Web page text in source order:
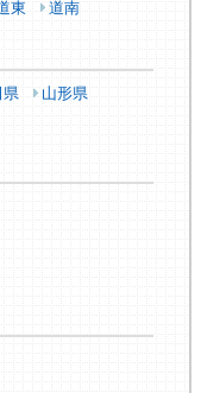
東 道南
県
山形県